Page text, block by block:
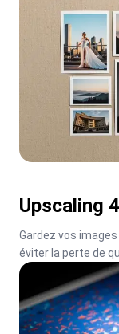
Upscaling
Gardez vos
éviter la perte de